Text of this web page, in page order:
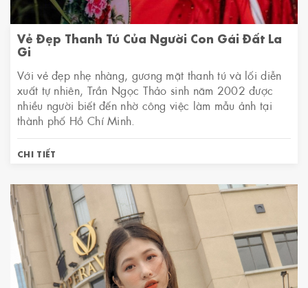
Vẻ Đẹp Thanh Tú Của Người Con Gái Đất La
Gi
Với vẻ đẹp nhẹ nhàng, gương mặt thanh tú và lối diễn
xuất tự nhiên, Trần Ngọc Thảo sinh năm 2002 được
nhiều người biết đến nhờ công việc làm mẫu ảnh tại
thành phố Hồ Chí Minh.
CHI TIẾT